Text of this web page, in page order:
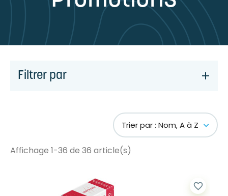
Filtrer par
Trier par : Nom, A à Z
Affichage 1-36 de 36 article(s)
favorite_border